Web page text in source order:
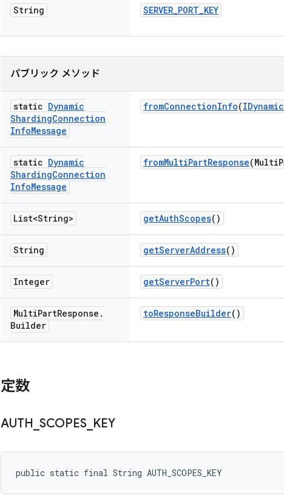
String SERVER_PORT_KEY
パブリック メソッド
static Dynamic
ShardingConnection
InfoMessage
fromConnectionInfo(IDynamic
static Dynamic
ShardingConnection
InfoMessage
fromMultiPartResponse(Multi
List<String> getAuthScopes()
String getServerAddress()
Integer getServerPort()
MultiPartResponse .
Builder
toResponseBuilder()
定数
AUTH SCOPES KEY
public static final String AUTH_SCOPES_KEY